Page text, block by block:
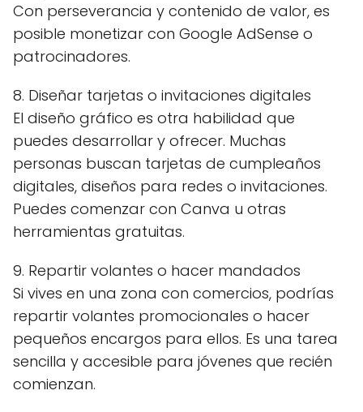
Con perseverancia y contenido de valor, es
posible monetizar con Google AdSense o
patrocinadores.
8. Diseñar tarjetas o invitaciones digitales
El diseño gráfico es otra habilidad que
puedes desarrollar y ofrecer. Muchas
personas buscan tarjetas de cumpleaños
digitales, diseños para redes o invitaciones.
Puedes comenzar con Canva u otras
herramientas gratuitas.
9. Repartir volantes o hacer mandados
Si vives en una zona con comercios, podrías
repartir volantes promocionales o hacer
pequeños encargos para ellos. Es una tarea
sencilla y accesible para jóvenes que recién
comienzan.